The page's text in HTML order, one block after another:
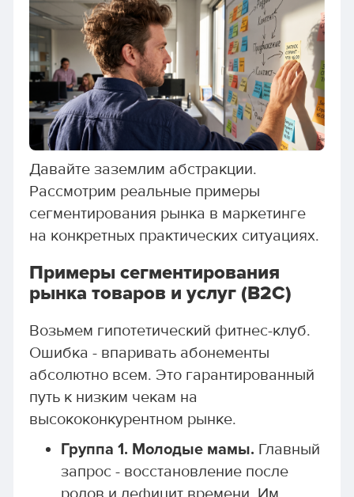
Давайте заземлим абстракции.
Рассмотрим реальные примеры
сегментирования рынка в маркетинге
на конкретных практических ситуациях.
Примеры сегментирования
рынка товаров и услуг (B2C)
Возьмем гипотетический фитнес-клуб.
Ошибка - впаривать абонементы
абсолютно всем. Это гарантированный
путь к низким чекам на
высококонкурентном рынке.
Группа 1. Молодые мамы. Главный
запрос - восстановление после